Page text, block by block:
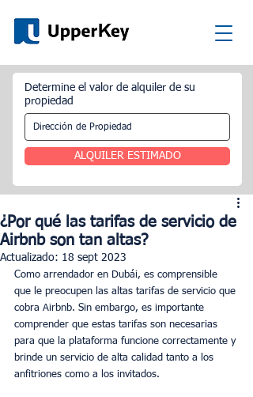
Determine el valor de alquiler de su
propiedad
ALQUILER ESTIMADO
¿Por qué las tarifas de servicio de
Airbnb son tan altas?
Actualizado: 18 sept 2023
Como arrendador en Dubái, es comprensible
que le preocupen las altas tarifas de servicio que
cobra Airbnb. Sin embargo, es importante
comprender que estas tarifas son necesarias
para que la plataforma funcione correctamente y
brinde un servicio de alta calidad tanto a los
anfitriones como a los invitados.